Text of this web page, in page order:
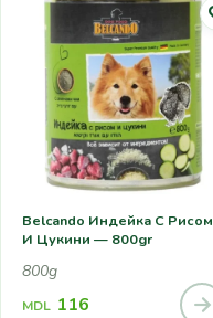
Belcando Индейка С Рисом
И Цукини — 800gr
800g
MDL 116